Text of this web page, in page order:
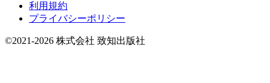
利用規約
プライバシーポリシー
©2021-2026 株式会社 致知出版社